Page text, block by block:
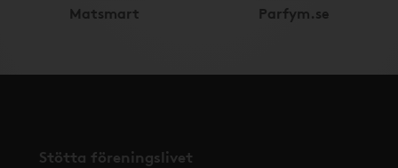
Matsmart Parfym.se
Stötta föreningslivet